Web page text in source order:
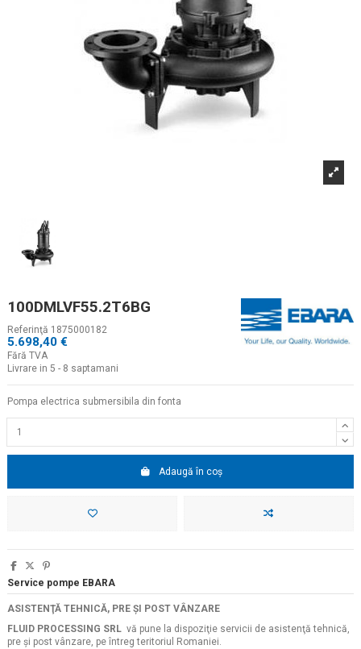
100DMLVF55.2T6BG
Referinţă 1875000182
5.698,40 €
Fără TVA
Livrare in 5 - 8 saptamani
Pompa electrica submersibila din fonta
Adaugă în coș
Service pompe EBARA
ASISTENŢĂ TEHNICĂ, PRE ŞI POST VÂNZARE
FLUID PROCESSING SRL vă pune la dispoziţie servicii de asistenţă tehnică,
pre şi post vânzare, pe întreg teritoriul Romaniei.